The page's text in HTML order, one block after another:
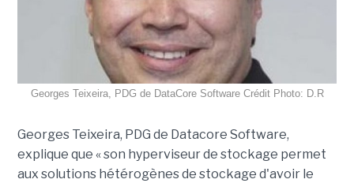
Georges Teixeira, PDG de DataCore Software Crédit Photo: D.R
Georges Teixeira, PDG de Datacore Software,
explique que « son hyperviseur de stockage permet
aux solutions hétérogènes de stockage d'avoir le